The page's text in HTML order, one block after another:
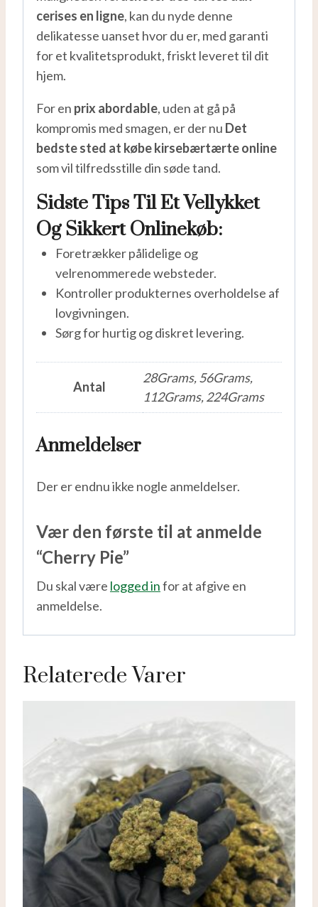
cerises en ligne, kan du nyde denne
delikatesse uanset hvor du er, med garanti
for et kvalitetsprodukt, friskt leveret til dit
hjem.
For en prix abordable, uden at gå på
kompromis med smagen, er der nu Det
bedste sted at købe kirsebærtærte online
som vil tilfredsstille din søde tand.
Sidste Tips Til Et Vellykket
Og Sikkert Onlinekøb:
Foretrækker pålidelige og
velrenommerede websteder.
Kontroller produkternes overholdelse af
lovgivningen.
Sørg for hurtig og diskret levering.
Antal
28Grams, 56Grams,
112Grams, 224Grams
Anmeldelser
Der er endnu ikke nogle anmeldelser.
Vær den første til at anmelde
“Cherry Pie”
Du skal være logged infor at afgive en
anmeldelse.
Relaterede Varer